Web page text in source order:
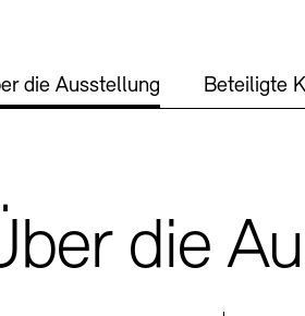
die Ausstellung Beteiligte
die